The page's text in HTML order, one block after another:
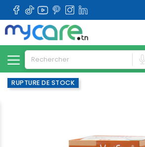
RUPTURE DE STOCK